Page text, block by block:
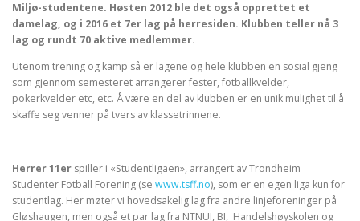
FOR BEDRIFTER KARRIERE
LOGG INN
Miljø-studentene. Høsten 2012 ble det også opprettet et
damelag, og i 2016 et 7er lag på herresiden. Klubben teller nå 3
lag og rundt 70 aktive medlemmer.
Utenom trening og kamp så er lagene og hele klubben en sosial gjeng
som gjennom semesteret arrangerer fester, fotballkvelder,
pokerkvelder etc, etc. Å være en del av klubben er en unik mulighet til å
skaffe seg venner på tvers av klassetrinnene.
Herrer 11er spiller i «Studentligaen», arrangert av Trondheim
Studenter Fotball Forening (se www.tsff.no), som er en egen liga kun for
studentlag. Her møter vi hovedsakelig lag fra andre linjeforeninger på
Gløshaugen, men også et par lag fra NTNUI, BI, Handelshøyskolen og